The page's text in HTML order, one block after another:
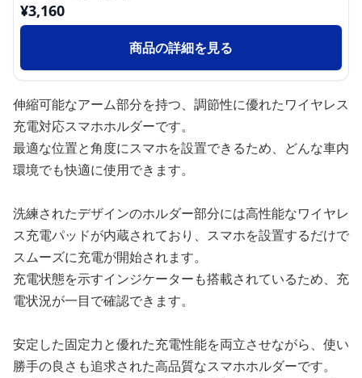
¥3,160
商品の詳細を見る
伸縮可能なアーム部分を持つ、調節性に優れたワイヤレス
充電対応スマホホルダーです。
最適な位置と角度にスマホを設置できるため、どんな車内
環境でも快適に使用できます。
洗練されたデザインのホルダー部分には高性能なワイヤレ
ス充電パッドが内蔵されており、スマホを設置するだけで
スムーズに充電が開始されます。
充電状態を示すインジケーターも搭載されているため、充
電状況が一目で確認できます。
安定した固定力と優れた充電性能を両立させながら、使い
勝手の良さも追求された高品質なスマホホルダーです。